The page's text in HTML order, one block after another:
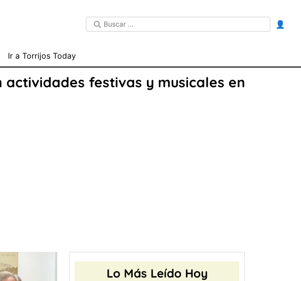
👤
Ir a Torrijos Today
festivas y musicales en
Lo Más Leído Hoy